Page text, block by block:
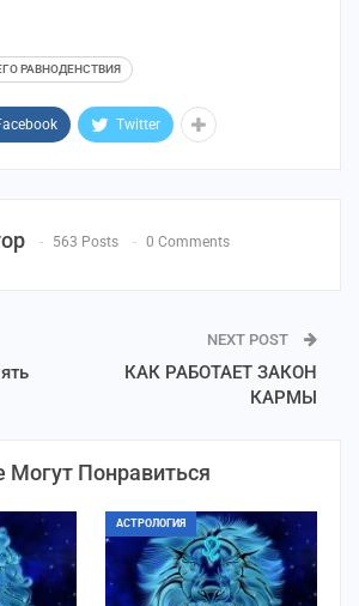
РАВНОДЕНСТВИЯ
Twitter
563 Posts 0 Comments
NEXT POST
КАК РАБОТАЕТ ЗАКОН
КАРМЫ
Понравиться
АСТРОЛОГИЯ